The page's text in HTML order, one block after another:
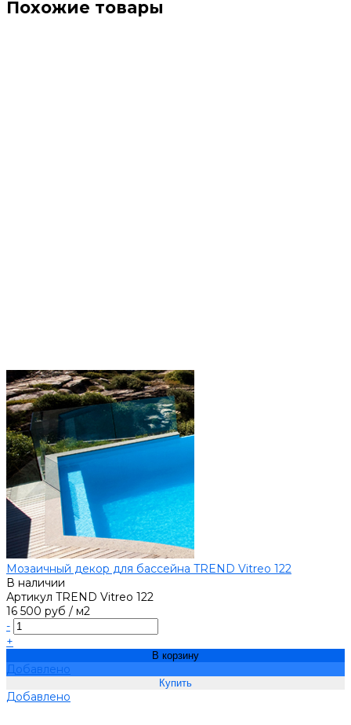
Похожие товары
Мозаичный декор для бассейна TREND Vitreo 122
В наличии
Артикул TREND Vitreo 122
16 500 руб / м2
-
+
В корзину
Добавлено
Добавлено